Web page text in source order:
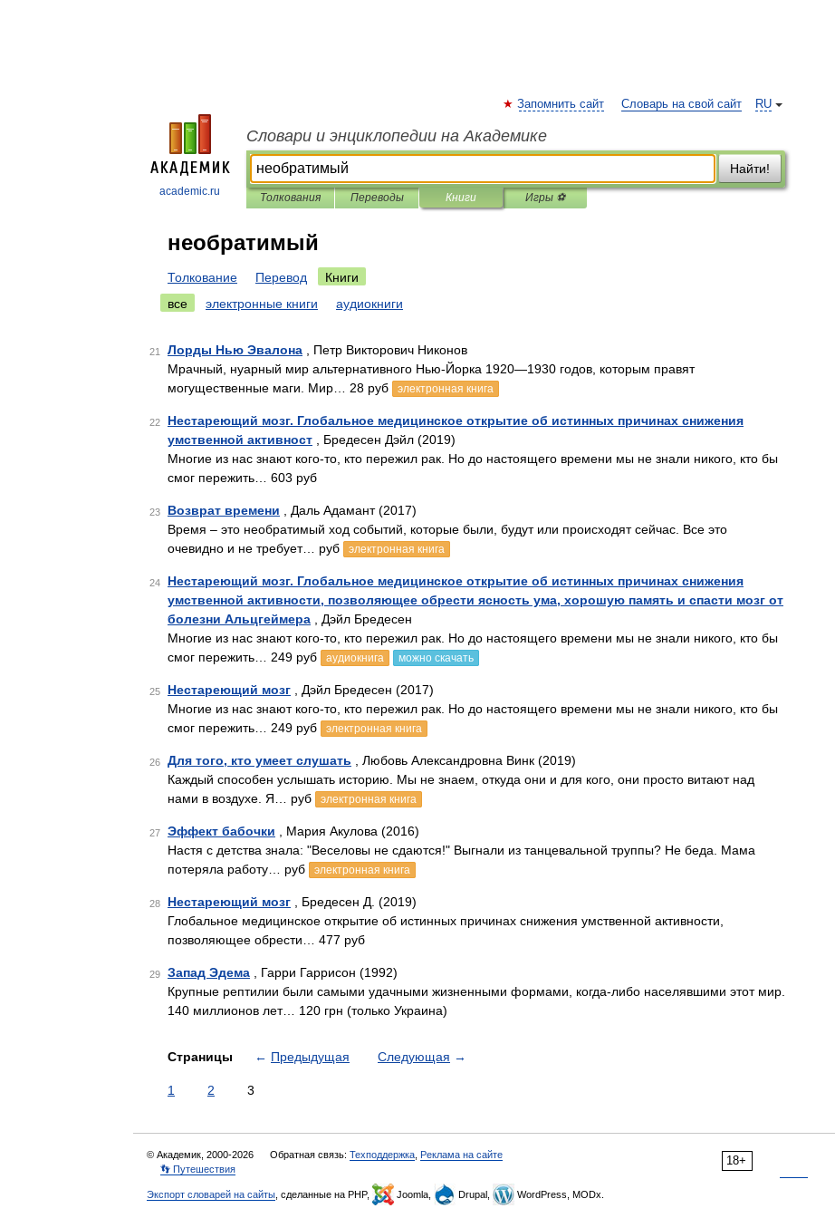
academic.ru
RU
Запомнить сайт Словарь на свой сайт
Словари и энциклопедии на Академике
Найти!
Толкования Переводы Книги Игры ⚽
необратимый
Толкование Перевод
Книги
все
электронные книги аудиокниги
21 Лорды Нью Эвалона , Петр Викторович Никонов
Мрачный, нуарный мир альтернативного Нью-Йорка 1920—1930 годов, которым правят
могущественные маги. Мир… 28 руб
электронная книга
22
Нестареющий мозг. Глобальное медицинское открытие об истинных причинах снижения
умственной активност , Бредесен Дэйл (2019)
Многие из нас знают кого-то, кто пережил рак. Но до настоящего времени мы не знали никого, кто бы
смог пережить… 603 руб
23 Возврат времени , Даль Адамант (2017)
Время – это необратимый ход событий, которые были, будут или происходят сейчас. Все это
очевидно и не требует… руб
электронная книга
24
Нестареющий мозг. Глобальное медицинское открытие об истинных причинах снижения
умственной активности, позволяющее обрести ясность ума, хорошую память и спасти мозг от
болезни Альцгеймера , Дэйл Бредесен
Многие из нас знают кого-то, кто пережил рак. Но до настоящего времени мы не знали никого, кто бы
смог пережить… 249 руб
аудиокнига можно скачать
25 Нестареющий мозг , Дэйл Бредесен (2017)
Многие из нас знают кого-то, кто пережил рак. Но до настоящего времени мы не знали никого, кто бы
смог пережить… 249 руб
электронная книга
26 Для того, кто умеет слушать , Любовь Александровна Винк (2019)
Каждый способен услышать историю. Мы не знаем, откуда они и для кого, они просто витают над
нами в воздухе. Я… руб
электронная книга
27 Эффект бабочки , Мария Акулова (2016)
Настя с детства знала: "Веселовы не сдаются!" Выгнали из танцевальной труппы? Не беда. Мама
потеряла работу… руб
электронная книга
28 Нестареющий мозг , Бредесен Д. (2019)
Глобальное медицинское открытие об истинных причинах снижения умственной активности,
позволяющее обрести… 477 руб
29 Запад Эдема , Гарри Гаррисон (1992)
Крупные рептилии были самыми удачными жизненными формами, когда-либо населявшими этот мир.
140 миллионов лет… 120 грн (только Украина)
Страницы ← Предыдущая Следующая →
1 2 3
18+
© Академик, 2000-2026 Обратная связь: Техподдержка Реклама на сайте
👣 Путешествия
Экспорт словарей на сайты , сделанные на PHP, Joomla, Drupal, WordPress, MODx.